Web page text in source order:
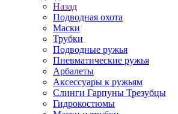
Назад
Подводная охота
Маски
Трубки
Подводные ружья
Пневматические ружья
Арбалеты
Аксессуары к ружьям
Слинги Гарпуны Трезубцы
Гидрокостюмы